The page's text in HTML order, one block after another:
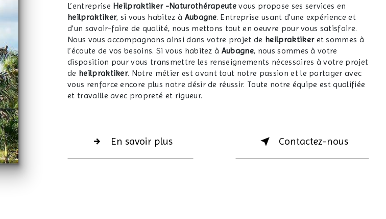
L’entreprise Heilpraktiker -Naturothérapeute vous propose ses services en
heilpraktiker, si vous habitez à Aubagne. Entreprise usant d’une expérience et
d’un savoir-faire de qualité, nous mettons tout en oeuvre pour vous satisfaire.
Nous vous accompagnons ainsi dans votre projet de heilpraktikeret sommes à
l’écoute de vos besoins. Si vous habitez à Aubagne, nous sommes à votre
disposition pour vous transmettre les renseignements nécessaires à votre projet
de heilpraktiker. Notre métier est avant tout notre passion et le partager avec
vous renforce encore plus notre désir de réussir. Toute notre équipe est qualifiée
et travaille avec propreté et rigueur.
En savoir plus Contactez-nous